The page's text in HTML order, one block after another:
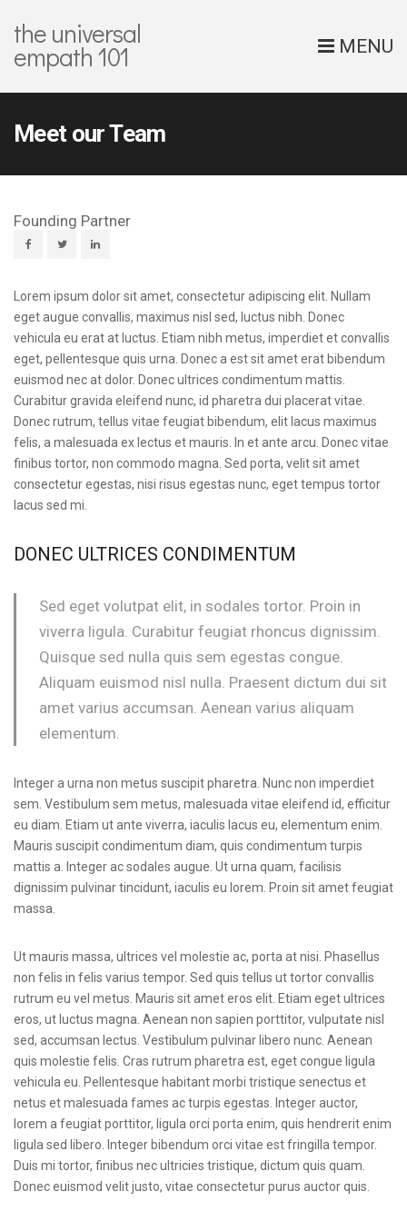
the universal
empath 101 MENU
Meet our Team
Founding Partner
Lorem ipsum dolor sit amet, consectetur adipiscing elit. Nullam
eget augue convallis, maximus nisl sed, luctus nibh. Donec
vehicula eu erat at luctus. Etiam nibh metus, imperdiet et convallis
eget, pellentesque quis urna. Donec a est sit amet erat bibendum
euismod nec at dolor. Donec ultrices condimentum mattis.
Curabitur gravida eleifend nunc, id pharetra dui placerat vitae.
Donec rutrum, tellus vitae feugiat bibendum, elit lacus maximus
felis, a malesuada ex lectus et mauris. In et ante arcu. Donec vitae
finibus tortor, non commodo magna. Sed porta, velit sit amet
consectetur egestas, nisi risus egestas nunc, eget tempus tortor
lacus sed mi.
DONEC ULTRICES CONDIMENTUM
Sed eget volutpat elit, in sodales tortor. Proin in
viverra ligula. Curabitur feugiat rhoncus dignissim.
Quisque sed nulla quis sem egestas congue.
Aliquam euismod nisl nulla. Praesent dictum dui sit
amet varius accumsan. Aenean varius aliquam
elementum.
Integer a urna non metus suscipit pharetra. Nunc non imperdiet
sem. Vestibulum sem metus, malesuada vitae eleifend id, efficitur
eu diam. Etiam ut ante viverra, iaculis lacus eu, elementum enim.
Mauris suscipit condimentum diam, quis condimentum turpis
mattis a. Integer ac sodales augue. Ut urna quam, facilisis
dignissim pulvinar tincidunt, iaculis eu lorem. Proin sit amet feugiat
massa.
Ut mauris massa, ultrices vel molestie ac, porta at nisi. Phasellus
non felis in felis varius tempor. Sed quis tellus ut tortor convallis
rutrum eu vel metus. Mauris sit amet eros elit. Etiam eget ultrices
eros, ut luctus magna. Aenean non sapien porttitor, vulputate nisl
sed, accumsan lectus. Vestibulum pulvinar libero nunc. Aenean
quis molestie felis. Cras rutrum pharetra est, eget congue ligula
vehicula eu. Pellentesque habitant morbi tristique senectus et
netus et malesuada fames ac turpis egestas. Integer auctor,
lorem a feugiat porttitor, ligula orci porta enim, quis hendrerit enim
ligula sed libero. Integer bibendum orci vitae est fringilla tempor.
Duis mi tortor, finibus nec ultricies tristique, dictum quis quam.
Donec euismod velit justo, vitae consectetur purus auctor quis.